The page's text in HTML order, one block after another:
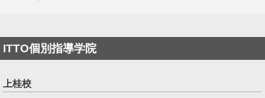
ITTO個別指導学院
上桂校